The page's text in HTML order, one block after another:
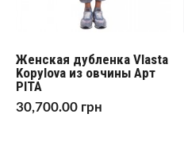
Женская дубленка Vlasta
Kopylova из овчины Арт
PITA
30,700.00 грн